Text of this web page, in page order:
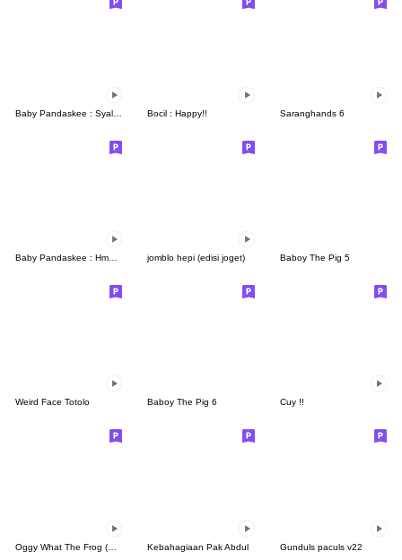
Bocil : Happy!! Saranghands 6
jomblo hepi (edisi joget) Baboy The Pig 5
Weird Face Totolo Baboy The Pig 6 Cuy !!
Kebahagiaan Pak Abdul Gunduls paculs v22